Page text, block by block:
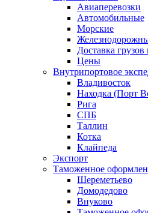
Авиаперевозки
Автомобильные
Морские
Доставка
Цены
Внутрипортовое
Владивосток
Находка (Порт
Рига
СПБ
Таллин
Котка
Клайпеда
Экспорт
Таможенное
Шереметьево
Домодедово
Внуково